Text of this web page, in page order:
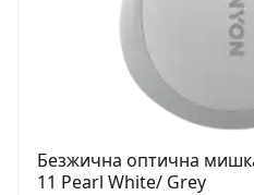
Безжична оптична
11 Pearl White/ Grey